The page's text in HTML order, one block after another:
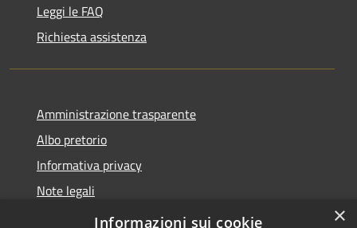
Leggi le FAQ
Richiesta assistenza
Amministrazione trasparente
Albo pretorio
Informativa privacy
Note legali
Dichiarazione di accessibilità
×
Informazioni sui cookie